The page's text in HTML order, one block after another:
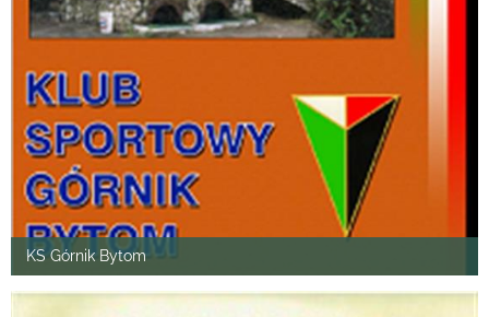
KS Górnik Bytom